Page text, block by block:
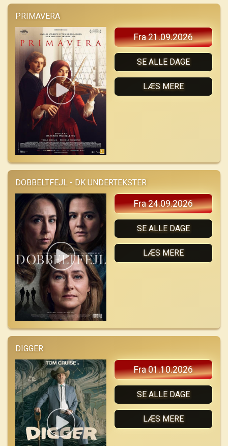
PRIMAVERA
Fra 21.09.2026
SE ALLE DAGE
LÆS MERE
DOBBELTFEJL - DK UNDERTEKSTER
Fra 24.09.2026
SE ALLE DAGE
LÆS MERE
DIGGER
Fra 01.10.2026
SE ALLE DAGE
LÆS MERE